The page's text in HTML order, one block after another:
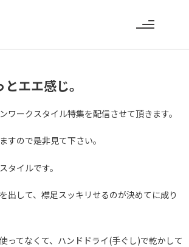
エエ感じ。
ワークスタイル特集を配信させて頂きます。
すので是非見て下さい。
タイルです。
出して、襟足スッキリせるのが決めてに成り
ってなくて、ハンドドライ(手ぐし)で乾かして